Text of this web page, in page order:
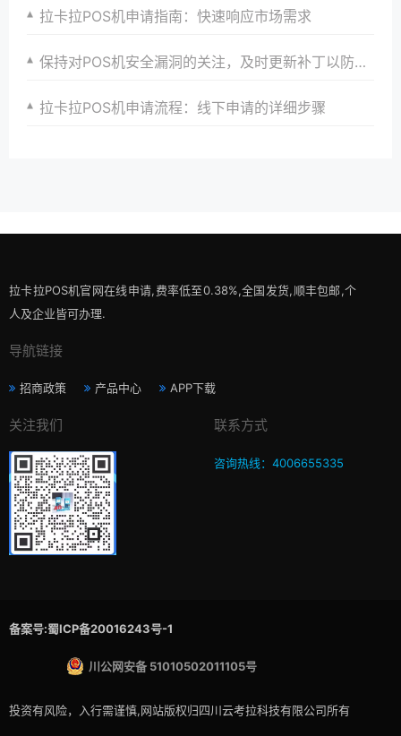
拉卡拉POS机申请指南：快速响应市场需求
保持对POS机安全漏洞的关注，及时更新补丁以防范风险。
拉卡拉POS机申请流程：线下申请的详细步骤
拉卡拉POS机官网在线申请,费率低至0.38%,全国发货,顺丰包邮,个
人及企业皆可办理.
导航链接
招商政策 产品中心 APP下载
关注我们 联系方式
咨询热线：4006655335
备案号:蜀ICP备20016243号-1
川公网安备 51010502011105号
投资有风险，入行需谨慎,网站版权归四川云考拉科技有限公司所有